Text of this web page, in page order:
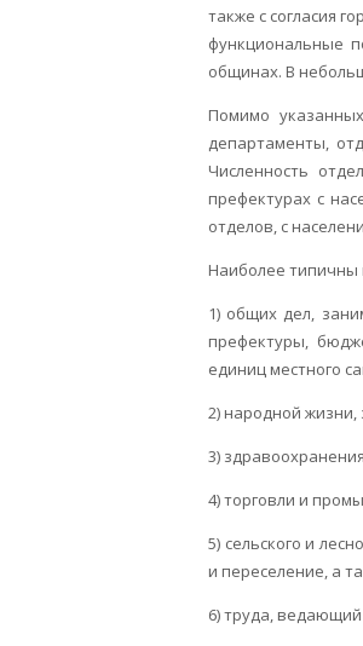
также с согласия
функциональные
общинах. В
Помимо
департаменты,
Численность
префектурах с
отделов, с
Наиболее типичны
1) общих дел,
префектуры,
единиц местного
2) народной
3)
4) торговли и
5) сельского и
и переселение, а
6) труда,